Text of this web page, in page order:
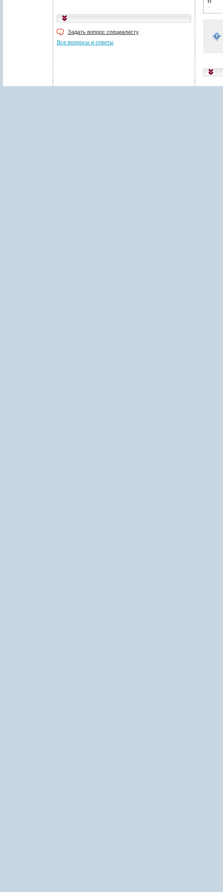
Задать вопрос специалисту
Все вопросы и ответы
Укажите код, изображённый
Поля, отмеченные звёздочкой (*), обязательны для заполнения.